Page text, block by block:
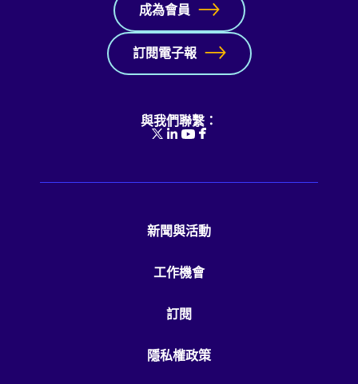
成為會員
訂閱電子報
與我們聯繫：
新聞與活動
工作機會
訂閱
隱私權政策